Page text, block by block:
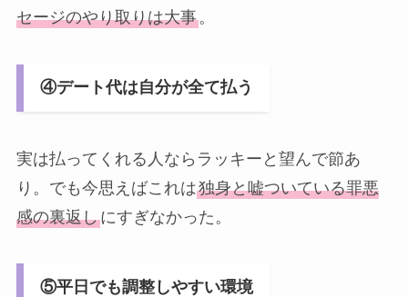
セージのやり取りは大事。
④デート代は自分が全て払う
実は払ってくれる人ならラッキーと望んで節あ
り。でも今思えばこれは独身と嘘ついている罪悪
感の裏返しにすぎなかった。
⑤平日でも調整しやすい環境